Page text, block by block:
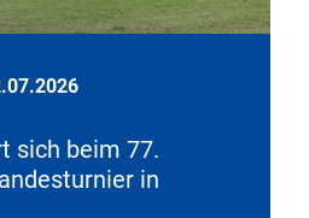
sich beim 77.
in